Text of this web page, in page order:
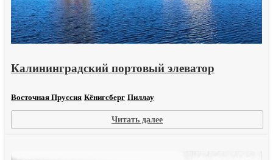
Калининградский портовый элеватор
Восточная Пруссия Кёнигсберг Пиллау
Читать далее:
Калининградский